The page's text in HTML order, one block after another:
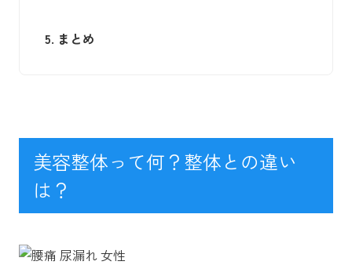
5. まとめ
美容整体って何？整体との違い
は？